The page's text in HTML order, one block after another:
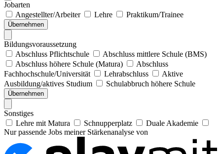
Jobarten
Angestellter/Arbeiter
Lehre Praktikum/Trainee
Übernehmen
Bildungsvoraussetzung
Abschluss Pflichtschule
Abschluss mittlere Schule (BMS)
Abschluss höhere Schule (Matura)
Abschluss
Fachhochschule/Universität
Lehrabschluss
Aktive
Ausbildung/aktives Studium
Schulabbruch höhere Schule
Übernehmen
Sonstiges
Lehre mit Matura
Schnupperplatz
Duale Akademie
Nur passende Jobs meiner Stärkenanalyse von